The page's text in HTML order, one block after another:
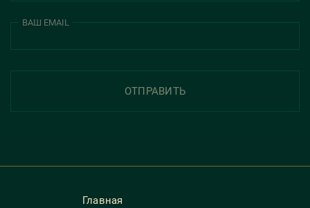
ВАШ EMAIL
ОТПРАВИТЬ
Главная